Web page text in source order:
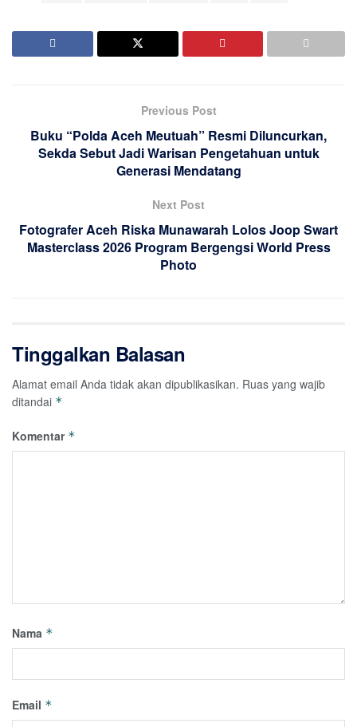
Previous Post
Buku “Polda Aceh Meutuah” Resmi Diluncurkan,
Sekda Sebut Jadi Warisan Pengetahuan untuk
Generasi Mendatang
Next Post
Fotografer Aceh Riska Munawarah Lolos Joop Swart
Masterclass 2026 Program Bergengsi World Press
Photo
Tinggalkan Balasan
Alamat email Anda tidak akan dipublikasikan. Ruas yang wajib
ditandai *
Komentar *
Nama *
Email *